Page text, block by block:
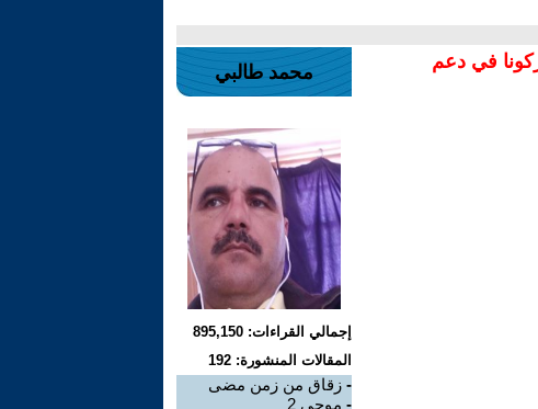
في دعم
محمد طالبي
إجمالي القراءات: 895,150
المقالات المنشورة: 192
- زقاق من زمن مضى
- موحى 2